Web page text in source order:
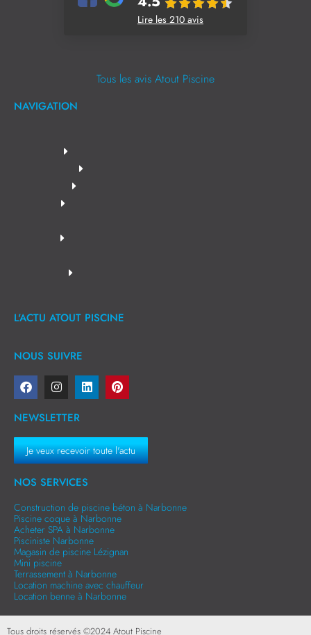
Lire les 210 avis
Tous les avis Atout Piscine
NAVIGATION
L'ACTU ATOUT PISCINE
NOUS SUIVRE
NEWSLETTER
Je veux recevoir toute l'actu
NOS SERVICES
Construction de piscine béton à Narbonne
Piscine coque à Narbonne
Acheter SPA à Narbonne
Pisciniste Narbonne
Magasin de piscine Lézignan
Mini piscine
Terrassement à Narbonne
Location machine avec chauffeur
Location benne à Narbonne
Tous droits réservés ©2024 Atout Piscine